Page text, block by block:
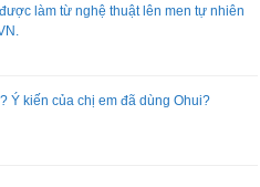
làm từ nghệ thuật lên men tự nhiên
Ý kiến của chị em đã dùng Ohui?